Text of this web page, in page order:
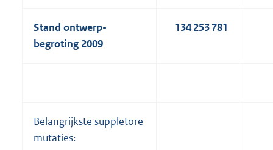
Stand ontwerp-
begroting 2009
134 253 781
Belangrijkste suppletore
mutaties: